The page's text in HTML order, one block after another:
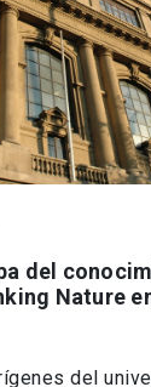
del
Nature
del